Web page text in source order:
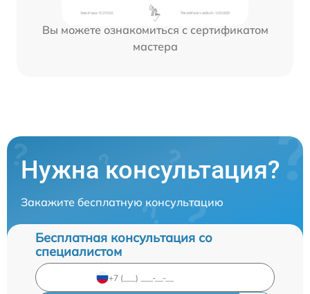
Вы можете ознакомиться с сертификатом
мастера
Нужна консультация?
Закажите бесплатную консультацию
Бесплатная консультация со
специалистом